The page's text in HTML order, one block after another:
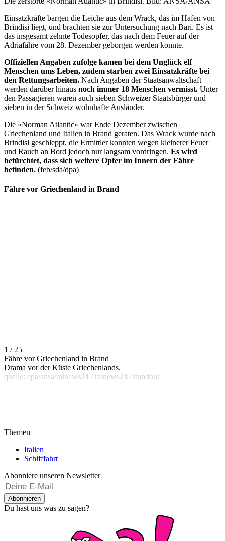
Einsatzkräfte bargen die Leiche aus dem Wrack, das im Hafen von
Brindisi liegt, und brachten sie zur Untersuchung nach Bari. Es ist
das insgesamt zehnte Todesopfer, das nach dem Feuer auf der
Adriafähre vom 28. Dezember geborgen werden konnte.
Offiziellen Angaben zufolge kamen bei dem Unglück elf
Menschen ums Leben, zudem starben zwei Einsatzkräfte bei
den Rettungsarbeiten. Nach Angaben der Staatsanwaltschaft
werden darüber hinaus noch immer 18 Menschen vermisst. Unter
den Passagieren waren auch sieben Schweizer Staatsbürger und
sieben in der Schweiz wohnhafte Ausländer.
Die «Norman Atlantic» war Ende Dezember zwischen
Griechenland und Italien in Brand geraten. Das Wrack wurde nach
Brindisi geschleppt, die Ermittler konnten wegen kleinerer Feuer
und Rauch an Bord jedoch nur langsam vordringen. Es wird
befürchtet, dass sich weitere Opfer im Innern der Fähre
befinden. (feb/sda/dpa)
Fähre vor Griechenland in Brand
1 / 25
Fähre vor Griechenland in Brand
Drama vor der Küste Griechenlands.
quelle: epa/ansa/rainews24 / rainews24 / handout
Themen
Italien
Schifffahrt
Abonniere unseren Newsletter
Abonnieren
Du hast uns was zu sagen?